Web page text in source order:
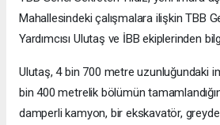
Mahallesindeki çalışmalara ilişkin TBB
Yardımcısı Ulutaş ve İBB ekiplerinden
Ulutaş, 4 bin 700 metre uzunluğundaki
bin 400 metrelik bölümün
damperli kamyon, bir ekskavatör,